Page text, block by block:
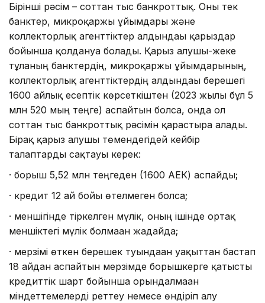
Бірінші рәсім – соттан тыс банкроттық. Оны тек
банктер, микроқаржы ұйымдары және
коллекторлық агенттіктер алдындағы қарыздар
бойынша қолдануға болады. Қарыз алушы-жеке
тұлғаның банктердің, микроқаржы ұйымдарының,
коллекторлық агенттіктердің алдындағы берешегі
1600 айлық есептік көрсеткіштен (2023 жылы бұл 5
млн 520 мың теңге) аспайтын болса, онда ол
соттан тыс банкроттық рәсімін қарастыра алады.
Бірақ қарыз алушы төмендегідей кейбір
талаптарды сақтауы керек:
· борыш 5,52 млн теңгеден (1600 АЕК) аспайды;
· кредит 12 ай бойы өтелмеген болса;
· меншігінде тіркелген мүлік, оның ішінде ортақ
меншіктегі мүлік болмаған жағдайда;
· мерзімі өткен берешек туындаған уақыттан бастап
18 айдан аспайтын мерзімде борышкерге қатысты
кредиттік шарт бойынша орындалмаған
міндеттемелерді реттеу немесе өндіріп алу